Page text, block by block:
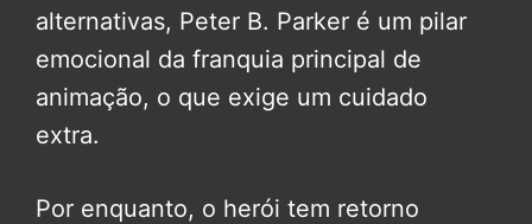
alternativas, Peter B. Parker é um pilar
emocional da franquia principal de
animação, o que exige um cuidado
extra.
Por enquanto, o herói tem retorno